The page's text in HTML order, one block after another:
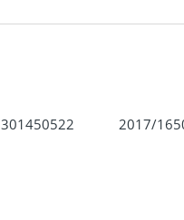
301450522 2017/